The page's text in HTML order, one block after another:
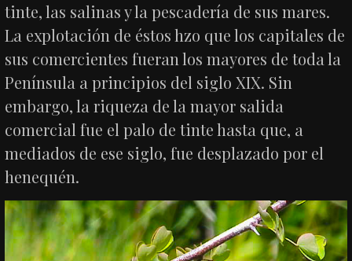
tinte, las salinas y la pescadería de sus mares.
La explotación de éstos hzo que los capitales de
sus comercientes fueran los mayores de toda la
Península a principios del siglo XIX. Sin
embargo, la riqueza de la mayor salida
comercial fue el palo de tinte hasta que, a
mediados de ese siglo, fue desplazado por el
henequén.